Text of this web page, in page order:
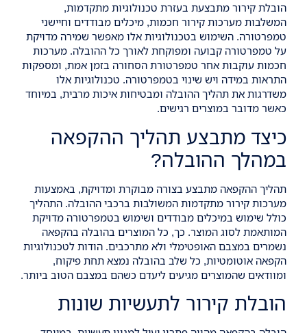
הובלת קירור מתבצעת בעזרת טכנולוגיות מתקדמות,
המשלבות מערכות קירור חכמות, מיכלים מבודדים וחיישני
טמפרטורה. השימוש בטכנולוגיות אלו מאפשר שמירה מדויקת
על טמפרטורה קבועה ומפוקחת לאורך כל ההובלה. מערכות
חכמות עוקבות אחר טמפרטורת הסחורה בזמן אמת, ומספקות
התראות במידה ויש שינוי בטמפרטורה. טכנולוגיות אלו
משדרגות את תהליך ההובלה ומבטיחות איכות מרבית, במיוחד
כאשר מדובר במוצרים רגישים.
כיצד מתבצע תהליך ההקפאה
במהלך ההובלה?
תהליך ההקפאה מתבצע בצורה מבוקרת ומדויקת, באמצעות
מערכות קירור מתקדמות המשולבות ברכבי ההובלה. התהליך
כולל שימוש במיכלים מבודדים ושימוש בטמפרטורה מדויקת
המותאמת לסוג המוצר. כך, כל המוצרים בהובלה בהקפאה
נשמרים במצבם האופטימלי ולא מתרכבים. הודות לטכנולוגיות
הקפאה אוטומטיות, כל שלב בהובלה נמצא תחת פיקוח,
ומוודאים שהמוצרים מגיעים ליעדם כשהם במצבם הטוב ביותר.
הובלת קירור לתעשיות שונות